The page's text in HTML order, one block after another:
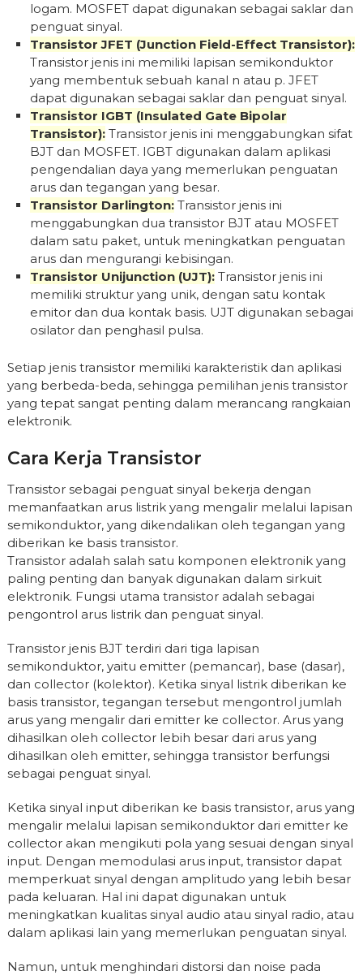
logam. MOSFET dapat digunakan sebagai saklar dan
penguat sinyal.
Transistor JFET (Junction Field-Effect Transistor):
Transistor jenis ini memiliki lapisan semikonduktor
yang membentuk sebuah kanal n atau p. JFET
dapat digunakan sebagai saklar dan penguat sinyal.
Transistor IGBT (Insulated Gate Bipolar
Transistor): Transistor jenis ini menggabungkan sifat
BJT dan MOSFET. IGBT digunakan dalam aplikasi
pengendalian daya yang memerlukan penguatan
arus dan tegangan yang besar.
Transistor Darlington: Transistor jenis ini
menggabungkan dua transistor BJT atau MOSFET
dalam satu paket, untuk meningkatkan penguatan
arus dan mengurangi kebisingan.
Transistor Unijunction (UJT): Transistor jenis ini
memiliki struktur yang unik, dengan satu kontak
emitor dan dua kontak basis. UJT digunakan sebagai
osilator dan penghasil pulsa.
Setiap jenis transistor memiliki karakteristik dan aplikasi
yang berbeda-beda, sehingga pemilihan jenis transistor
yang tepat sangat penting dalam merancang rangkaian
elektronik.
Cara Kerja Transistor
Transistor sebagai penguat sinyal bekerja dengan
memanfaatkan arus listrik yang mengalir melalui lapisan
semikonduktor, yang dikendalikan oleh tegangan yang
diberikan ke basis transistor.
Transistor adalah salah satu komponen elektronik yang
paling penting dan banyak digunakan dalam sirkuit
elektronik. Fungsi utama transistor adalah sebagai
pengontrol arus listrik dan penguat sinyal.
Transistor jenis BJT terdiri dari tiga lapisan
semikonduktor, yaitu emitter (pemancar), base (dasar),
dan collector (kolektor). Ketika sinyal listrik diberikan ke
basis transistor, tegangan tersebut mengontrol jumlah
arus yang mengalir dari emitter ke collector. Arus yang
dihasilkan oleh collector lebih besar dari arus yang
dihasilkan oleh emitter, sehingga transistor berfungsi
sebagai penguat sinyal.
Ketika sinyal input diberikan ke basis transistor, arus yang
mengalir melalui lapisan semikonduktor dari emitter ke
collector akan mengikuti pola yang sesuai dengan sinyal
input. Dengan memodulasi arus input, transistor dapat
memperkuat sinyal dengan amplitudo yang lebih besar
pada keluaran. Hal ini dapat digunakan untuk
meningkatkan kualitas sinyal audio atau sinyal radio, atau
dalam aplikasi lain yang memerlukan penguatan sinyal.
Namun, untuk menghindari distorsi dan noise pada